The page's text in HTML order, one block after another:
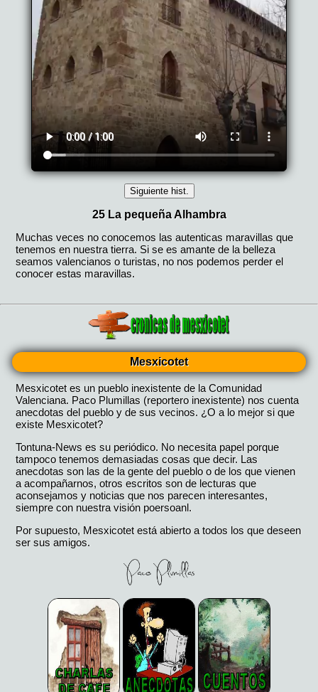
Mesxicotet
Mesxicotet es un pueblo inexistente de la Comunidad
Valenciana. Paco Plumillas (reportero inexistente) nos cuenta
anecdotas del pueblo y de sus vecinos. ¿O a lo mejor si que
existe Mesxicotet?
Tontuna-News es su periódico. No necesita papel porque
tampoco tenemos demasiadas cosas que decir. Las
anecdotas son las de la gente del pueblo o de los que vienen
a acompañarnos, otros escritos son de lecturas que
aconsejamos y noticias que nos parecen interesantes,
siempre con nuestra visión poersoanl.
Por supuesto, Mesxicotet está abierto a todos los que deseen
ser sus amigos.